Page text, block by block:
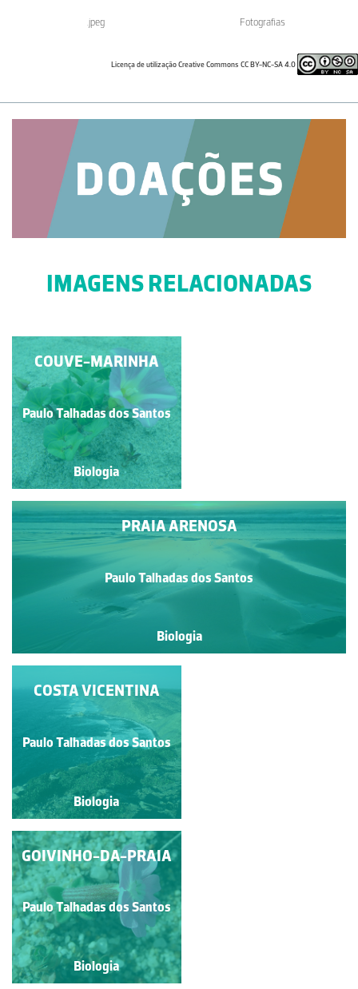
.jpeg Fotografias
Licença de utilização Creative Commons CC BY-NC-SA 4.0
IMAGENS RELACIONADAS
CABO SARDÃO
Paulo Talhadas dos Santos
Biologia
COUVE-MARINHA
Paulo Talhadas dos Santos
Biologia
PRAIA ARENOSA
Paulo Talhadas dos Santos
Biologia
FLORA DAS ARRIBAS
CALCÁRIAS
Paulo Talhadas dos Santos
Biologia
COSTA VICENTINA
Paulo Talhadas dos Santos
Biologia
CARQUEJA-MANSA
Paulo Talhadas dos Santos
Biologia
GOIVINHO-DA-PRAIA
Paulo Talhadas dos Santos
Biologia